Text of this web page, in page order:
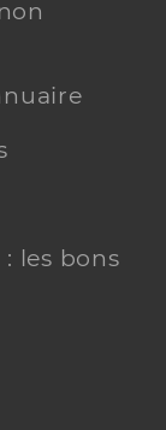
les bons